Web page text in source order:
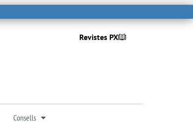
Revistes PX
Consells